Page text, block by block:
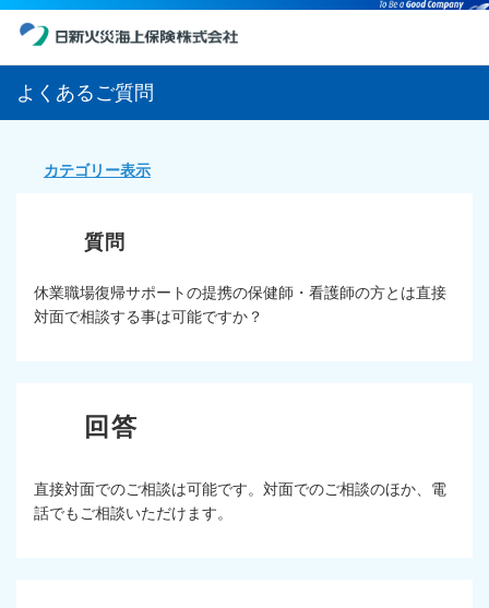
よくあるご質問
カテゴリー表示
休業職場復帰サポートの提携の保健師・看護師の方とは直接
対面で相談する事は可能ですか？
直接対面でのご相談は可能です。対面でのご相談のほか、電
話でもご相談いただけます。